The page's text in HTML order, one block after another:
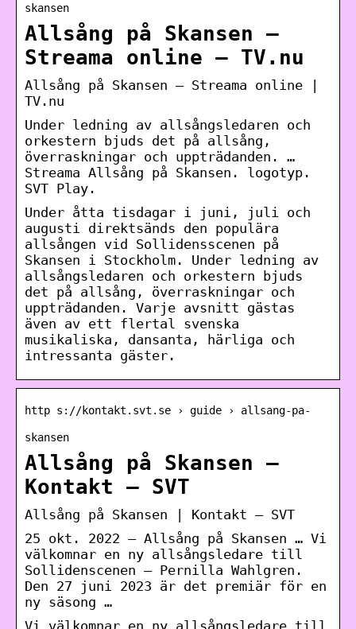
skansen
Allsång på Skansen –
Streama online – TV.nu
Allsång på Skansen – Streama online |
TV.nu
Under ledning av allsångsledaren och
orkestern bjuds det på allsång,
överraskningar och uppträdanden. …
Streama Allsång på Skansen. logotyp.
SVT Play.
Under åtta tisdagar i juni, juli och
augusti direktsänds den populära
allsången vid Sollidensscenen på
Skansen i Stockholm. Under ledning av
allsångsledaren och orkestern bjuds
det på allsång, överraskningar och
uppträdanden. Varje avsnitt gästas
även av ett flertal svenska
musikaliska, dansanta, härliga och
intressanta gäster.
http s://kontakt.svt.se › guide › allsang-pa-
skansen
Allsång på Skansen –
Kontakt – SVT
Allsång på Skansen | Kontakt – SVT
25 okt. 2022 — Allsång på Skansen … Vi
välkomnar en ny allsångsledare till
Sollidenscenen – Pernilla Wahlgren.
Den 27 juni 2023 är det premiär för en
ny säsong …
Vi välkomnar en ny allsångsledare till